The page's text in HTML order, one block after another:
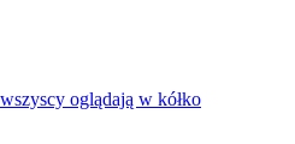
oglądają w kółko